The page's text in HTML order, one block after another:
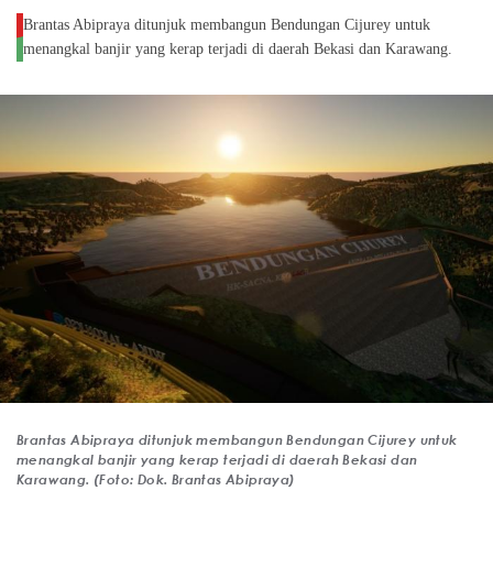
Brantas Abipraya ditunjuk membangun Bendungan Cijurey untuk
menangkal banjir yang kerap terjadi di daerah Bekasi dan Karawang.
Brantas Abipraya ditunjuk membangun Bendungan Cijurey untuk
menangkal banjir yang kerap terjadi di daerah Bekasi dan
Karawang. (Foto: Dok. Brantas Abipraya)